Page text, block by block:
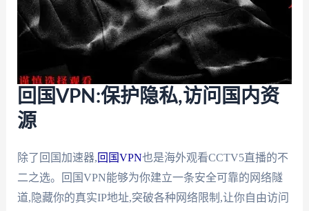
回国VPN:保护隐私,访问国内资
源
除了回国加速器,回国VPN也是海外观看CCTV5直播的不
二之选。回国VPN能够为你建立一条安全可靠的网络隧
道,隐藏你的真实IP地址,突破各种网络限制,让你自由访问